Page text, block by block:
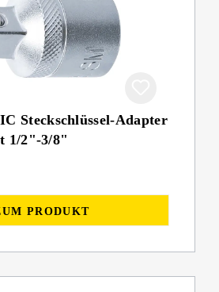
Steckschlüssel-Adapter
1/2"-3/8"
PRODUKT